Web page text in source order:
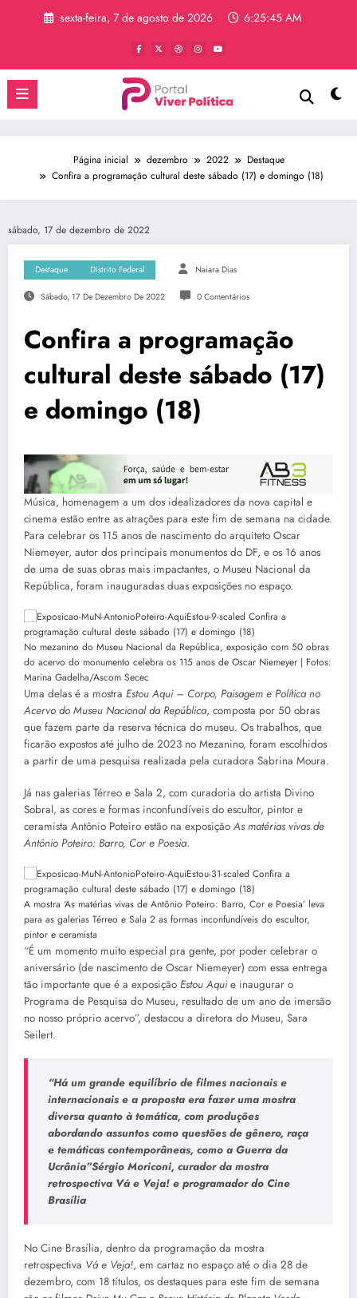
sexta-feira, 7 de agosto de 2026 6:25:45 AM
Página inicial dezembro 2022
Destaque
Confira a programação cultural deste sábado (17) e domingo (18)
sábado, 17 de dezembro de 2022
Destaque Distrito Federal Naiara Dias
Sábado, 17 De Dezembro De 2022 0 Comentários
Confira a programação
cultural deste sábado (17)
e domingo (18)
Música, homenagem a um dos idealizadores da nova capital e
cinema estão entre as atrações para este fim de semana na cidade.
Para celebrar os 115 anos de nascimento do arquiteto Oscar
Niemeyer, autor dos principais monumentos do DF, e os 16 anos
de uma de suas obras mais impactantes, o Museu Nacional da
República, foram inauguradas duas exposições no espaço.
No mezanino do Museu Nacional da República, exposição com 50 obras
do acervo do monumento celebra os 115 anos de Oscar Niemeyer | Fotos:
Marina Gadelha/Ascom Secec
Uma delas é a mostra Estou Aqui – Corpo, Paisagem e Política no
Acervo do Museu Nacional da República, composta por 50 obras
que fazem parte da reserva técnica do museu. Os trabalhos, que
ficarão expostos até julho de 2023 no Mezanino, foram escolhidos
a partir de uma pesquisa realizada pela curadora Sabrina Moura.
Já nas galerias Térreo e Sala 2, com curadoria do artista Divino
Sobral, as cores e formas inconfundíveis do escultor, pintor e
ceramista Antônio Poteiro estão na exposição As matérias vivas de
Antônio Poteiro: Barro, Cor e Poesia.
A mostra ‘As matérias vivas de Antônio Poteiro: Barro, Cor e Poesia’ leva
para as galerias Térreo e Sala 2 as formas inconfundíveis do escultor,
pintor e ceramista
“É um momento muito especial pra gente, por poder celebrar o
aniversário (de nascimento de Oscar Niemeyer) com essa entrega
tão importante que é a exposição Estou Aquie inaugurar o
Programa de Pesquisa do Museu, resultado de um ano de imersão
no nosso próprio acervo”, destacou a diretora do Museu, Sara
Seilert.
“Há um grande equilíbrio de filmes nacionais e
internacionais e a proposta era fazer uma mostra
diversa quanto à temática, com produções
abordando assuntos como questões de gênero, raça
e temáticas contemporâneas, como a Guerra da
Ucrânia”Sérgio Moriconi, curador da mostra
retrospectiva Vá e Veja! e programador do Cine
Brasília
No Cine Brasília, dentro da programação da mostra
retrospectiva Vá e Veja!, em cartaz no espaço até o dia 28 de
dezembro, com 18 títulos, os destaques para este fim de semana